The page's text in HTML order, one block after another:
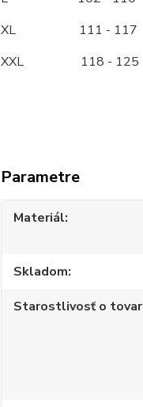
XL 111 - 117
XXL 118 - 125
Parametre
Materiál
Skladom
Starostlivosť o tovar